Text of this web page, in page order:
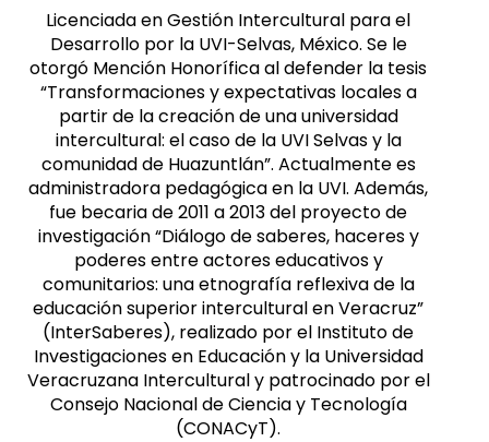
Femenino
Licenciada en Gestión Intercultural para el
Desarrollo por la UVI-Selvas, México. Se le
otorgó Mención Honorífica al defender la tesis
“Transformaciones y expectativas locales a
partir de la creación de una universidad
intercultural: el caso de la UVI Selvas y la
comunidad de Huazuntlán”. Actualmente es
administradora pedagógica en la UVI. Además,
fue becaria de 2011 a 2013 del proyecto de
investigación “Diálogo de saberes, haceres y
poderes entre actores educativos y
comunitarios: una etnografía reflexiva de la
educación superior intercultural en Veracruz”
(InterSaberes), realizado por el Instituto de
Investigaciones en Educación y la Universidad
Veracruzana Intercultural y patrocinado por el
Consejo Nacional de Ciencia y Tecnología
(CONACyT).